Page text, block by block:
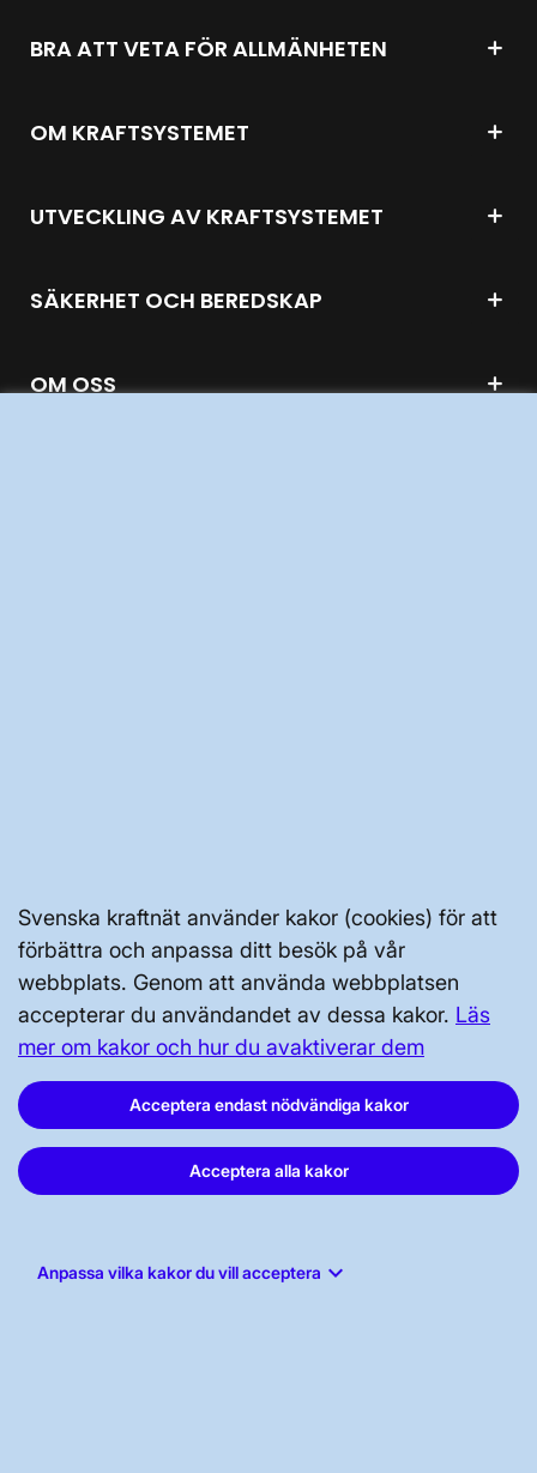
Svenska kraftnät använder kakor (cookies) för att
förbättra och anpassa ditt besök på vår
webbplats. Genom att använda webbplatsen
accepterar du användandet av dessa kakor. Läs
mer om kakor och hur du avaktiverar dem
Acceptera endast nödvändiga kakor
Acceptera alla kakor
Anpassa vilka kakor du vill acceptera keyboard_arrow_down
BRA ATT VETA FÖR ALLMÄNHETEN
OM KRAFTSYSTEMET
UTVECKLING AV KRAFTSYSTEMET
SÄKERHET OCH BEREDSKAP
OM OSS
Kontakta oss
Press och nyheter
Prenumerera
Tillgänglighetsredogörelse